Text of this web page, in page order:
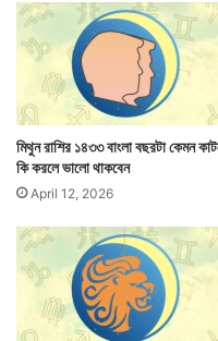
বছরটা কেমন কাটবে :
হল। সার্বিক বাধা অস্বস্তি
ধীরে শুভত্বের দিকে। কর্ম
কোথাও বেড়াতে যেতে
পেতে পারে। শারীরিক
ক
লে
থা
ক
বে
ন
মিথুন রাশির ১৪৩৩ বাংলা বছরটা কেমন
কি করলে ভালো থাকবেন
April 12, 2026